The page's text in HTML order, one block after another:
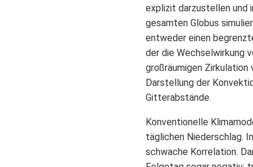
explizit darzustellen und
gesamten Globus
entweder einen
der die Wechselwirkung
großräumigen
Darstellung der
Gitterabstände.
Konventionelle
täglichen Niederschlag.
schwache Korrelation.